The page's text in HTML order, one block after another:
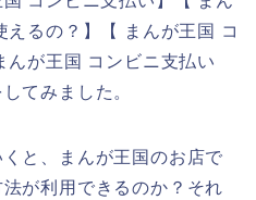
るの？】【 まんが王国 コ
んが王国 コンビニ支払い
てみました。
と、まんが王国のお店で
が利用できるのか？それ